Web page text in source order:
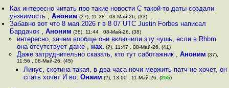
Как интересно читать про такие новости С такой-то даты создали
уязвимость ,Аноним (37), 11:38 , 08-Май-26, (33)
Забавно вот что 8 мая 2026 г в 8 07 UTC Justin Forbes написал
Бардачок ,Аноним (38), 11:44 , 08-Май-26, (38)
интересно, зачем вообще они включили эту чушь, если в Rhbm
она отсутствует даже , нах. (?), 11:47 , 08-Май-26, (41)
Даже затруднительно сказать, кто тут саботажник , Аноним (37),
11:56 , 08-Май-26, (45)
Линус, скотина такая, в два часа ночи мержить патч не хочет, он
спать хочет И во, Онаим (?), 13:00 , 11-Май-26, (255)